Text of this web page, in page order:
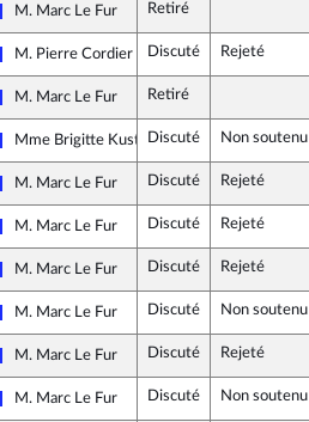
Les Républicains
M. Marc Le Fur Retiré
Les Républicains
M. Pierre Cordier Discuté Rejeté
Les Républicains
M. Marc Le Fur Retiré
Les Républicains
Mme Brigitte KusterDiscuté Non soutenu
Les Républicains
M. Marc Le Fur Discuté Rejeté
Les Républicains
M. Marc Le Fur Discuté Rejeté
Les Républicains
M. Marc Le Fur Discuté Rejeté
Les Républicains
M. Marc Le Fur Discuté Non soutenu
Les Républicains
M. Marc Le Fur Discuté Rejeté
Les Républicains
M. Marc Le Fur Discuté Non soutenu